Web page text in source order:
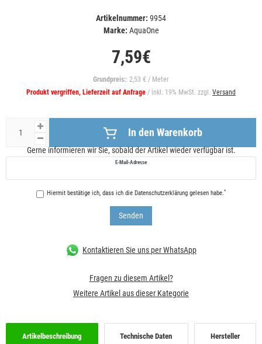
Artikelnummer: 9954
Marke: AquaOne
7,59€
Grundpreis:: 2,53 € / Meter
Produkt vergriffen, Lieferzeit auf Anfrage / inkl. 19% MwSt. zzgl. Versand
In den Warenkorb
Gerne informieren wir Sie, sobald der Artikel wieder verfügbar ist.
E-Mail-Adresse
Hiermit bestätige ich, dass ich die Daten­schutz­erklärunggelesen habe.*
Senden
Kontaktieren Sie uns per WhatsApp
Fragen zu diesem Artikel?
Weitere Artikel aus dieser Kategorie
Artikelbeschreibung Technische Daten Hersteller